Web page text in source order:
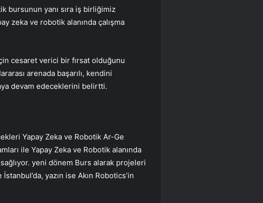
bursunun yanı sıra iş birliğimiz
zeka ve robotik alanında çalışma
cesaret verici bir fırsat olduğunu
arenada başarılı, kendini
devam edeceklerini belirtti.
Yapay Zeka ve Robotik Ar-Ge
ile Yapay Zeka ve Robotik alanında
yeni dönem Burs alarak projeleri
yazın ise Akın Robotics’in